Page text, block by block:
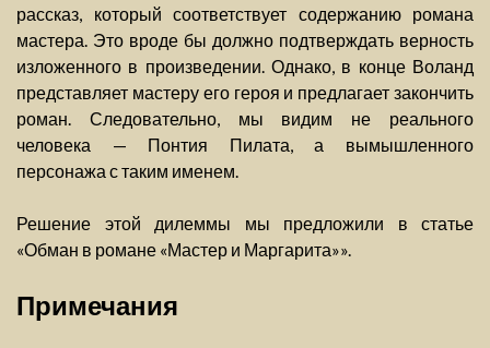
рассказ, который соответствует содержанию романа
мастера. Это вроде бы должно подтверждать верность
изложенного в произведении. Однако, в конце Воланд
представляет мастеру его героя и предлагает закончить
роман. Следовательно, мы видим не реального
человека — Понтия Пилата, а вымышленного
персонажа с таким именем.
Решение этой дилеммы мы предложили в статье
«Обман в романе «Мастер и Маргарита»».
Примечания